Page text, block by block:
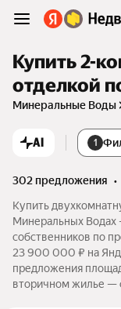
Купить 2-
отделкой
Минеральные Воды
AI 1
302 предложения •
Купить
Минеральных Водах
собственников по
23 900 000 ₽ на
предложения
вторичном жилье —